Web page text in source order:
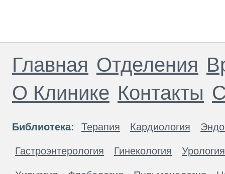
Главная Отделения
О Клинике Контакты
Библиотека: Терапия Кардиология
Гастроэнтерология Гинекология Урология